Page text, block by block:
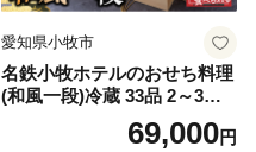
愛知県小牧市
名鉄小牧ホテルのおせち料理
(和風一段)冷蔵 33品 2～3人
前 2027年【数量限定 お申込
期限12/15】 解凍不要 ホテル
69,000円